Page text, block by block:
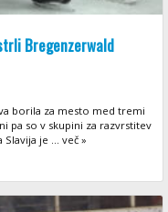
Bregenzerwald
borila za mesto med tremi
pa so v skupini za razvrstitev
je ... več »